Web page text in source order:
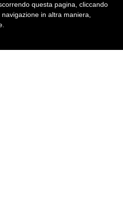
questa pagina, cliccando
in altra maniera,